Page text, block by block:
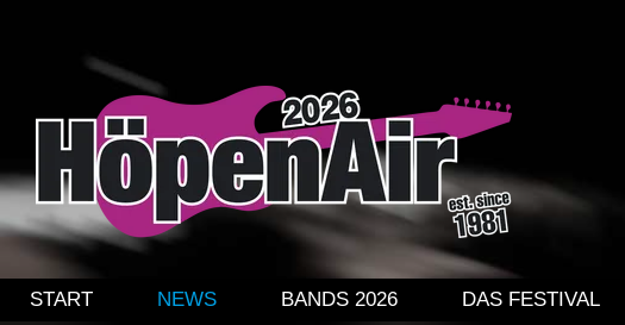
NAVIGATION ÜBERSPRINGEN
START NEWS BANDS 2026 DAS FESTIVAL
PREISE + VERPFLEGUNG
ÜBERNACHTUNG
KINDERPROGRAMM